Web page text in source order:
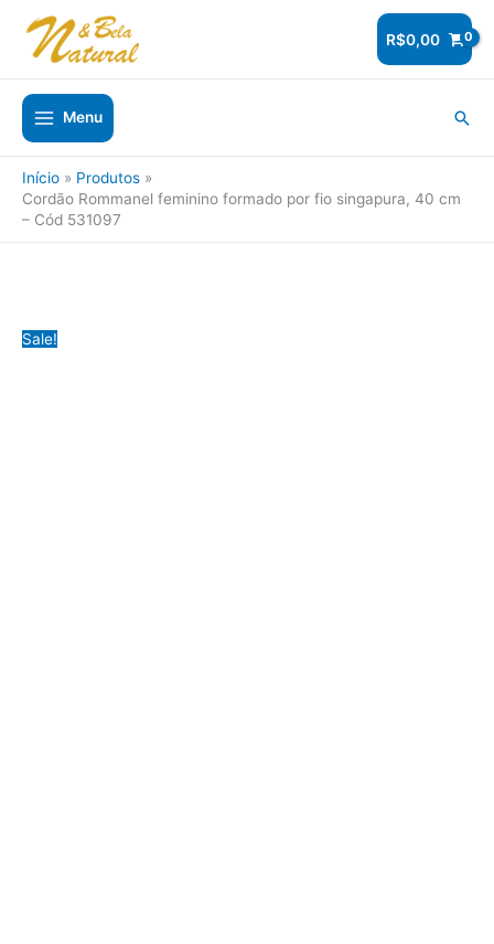
para
conteúdo
R$0,00
Menu
Início
Produtos
Cordão Rommanel feminino formado por fio singapura, 40 cm
– Cód 531097
Sale!